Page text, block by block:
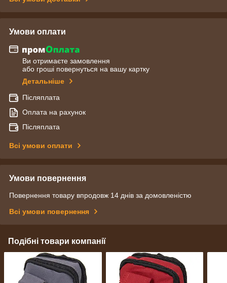
Умови оплати
Ви отримаєте замовлення
або гроші повернуться на вашу картку
Детальніше
Післяплата
Оплата на рахунок
Післяплата
Всі умови оплати
Умови повернення
Повернення товару впродовж 14 днів за домовленістю
Всі умови повернення
Подібні товари компанії